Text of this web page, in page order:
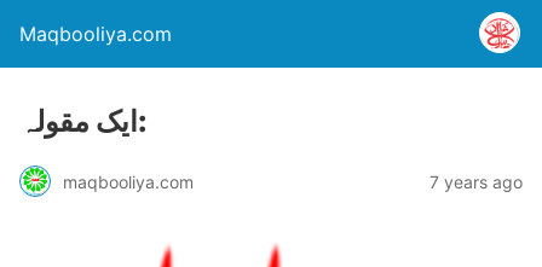
Maqbooliya.com
ایک مقولہ:
maqbooliya.com 7 years ago